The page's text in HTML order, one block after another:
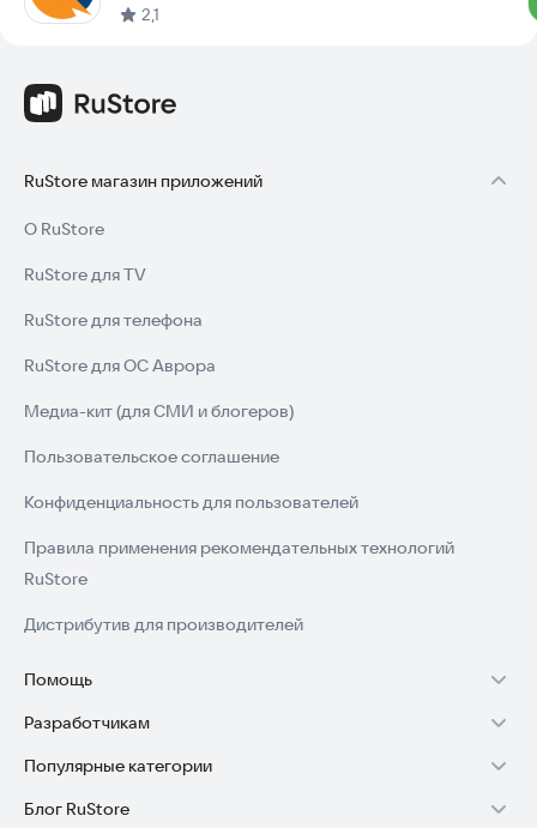
2,1
RuStore магазин приложений
О RuStore
RuStore для TV
RuStore для телефона
RuStore для ОС Аврора
Медиа-кит (для СМИ и блогеров)
Пользовательское соглашение
Конфиденциальность для пользователей
Правила применения рекомендательных технологий
RuStore
Дистрибутив для производителей
Помощь
Установка RuStore на TV
Установка RuStore на телефон
Установка RuStore в машину
Разработчикам
Зарабатывать с RuStore
Стать разработчиком
Популярные категории
Игры для Android
Блог RuStore